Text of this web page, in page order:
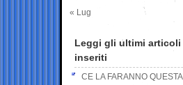
« Lug
Leggi gli ultimi articoli
inseriti
CE LA FARANNO QUESTA